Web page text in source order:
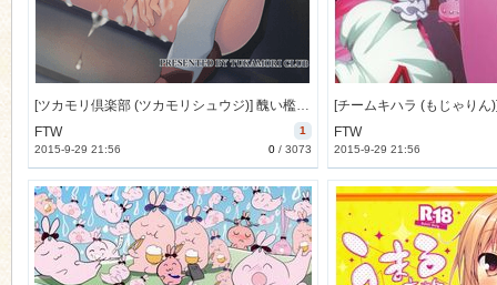
[ツカモリ倶楽部 (ツカモリシュウジ)] 醜い檻2 (Fate) [86M]
1
FTW
0/ 3073
2015-9-29 21:56
FTW
2015-9-29 21:56